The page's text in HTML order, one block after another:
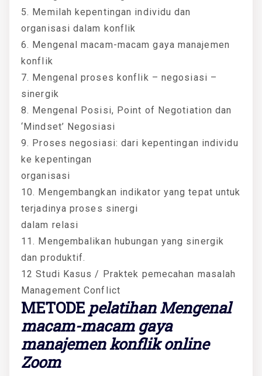
5. Memilah kepentingan individu dan
organisasi dalam konflik
6. Mengenal macam-macam gaya manajemen
konflik
7. Mengenal proses konflik – negosiasi –
sinergik
8. Mengenal Posisi, Point of Negotiation dan
‘Mindset’ Negosiasi
9. Proses negosiasi: dari kepentingan individu
ke kepentingan
organisasi
10. Mengembangkan indikator yang tepat untuk
terjadinya proses sinergi
dalam relasi
11. Mengembalikan hubungan yang sinergik
dan produktif.
12 Studi Kasus / Praktek pemecahan masalah
Management Conflict
METODE pelatihan Mengenal
macam-macam gaya
manajemen konflik online
Zoom